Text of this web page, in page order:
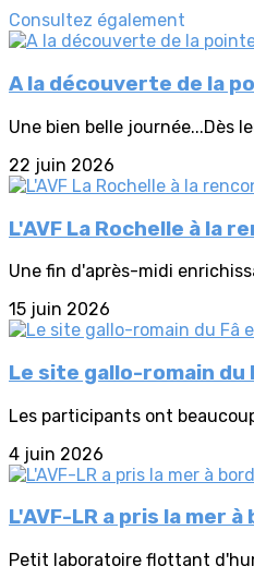
Consultez également
A la découverte de la
Une bien belle journée...Dès
22 juin 2026
L'AVF La Rochelle à la
Une fin d'après-midi
15 juin 2026
Le site gallo-romain
Les participants ont
4 juin 2026
L'AVF-LR a pris la mer
Petit laboratoire flottant